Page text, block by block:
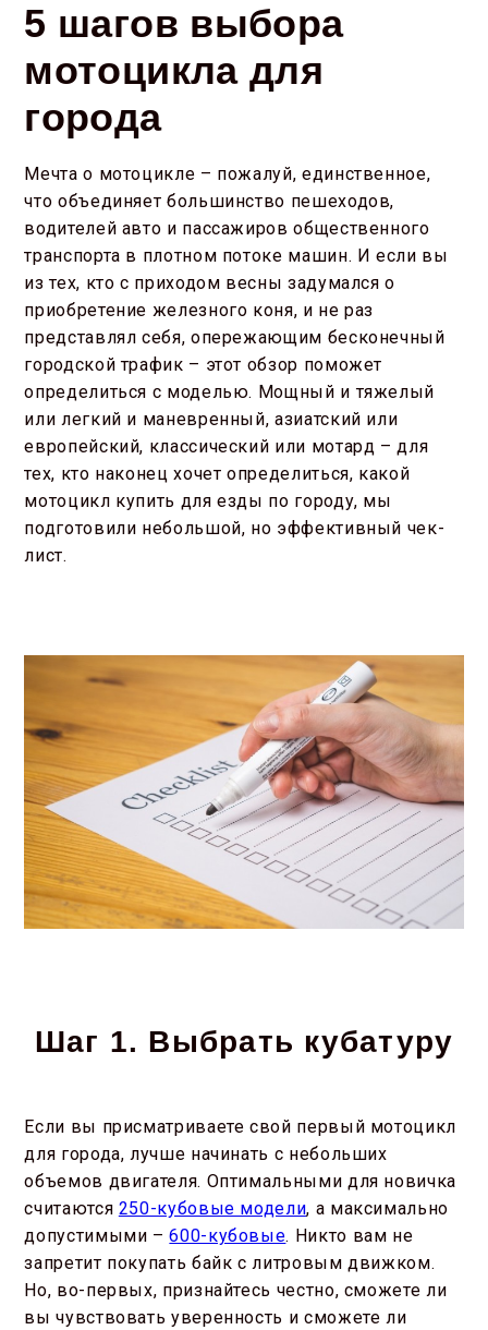
5 шагов выбора
мотоцикла для
города
Мечта о мотоцикле – пожалуй, единственное,
что объединяет большинство пешеходов,
водителей авто и пассажиров общественного
транспорта в плотном потоке машин. И если вы
из тех, кто с приходом весны задумался о
приобретение железного коня, и не раз
представлял себя, опережающим бесконечный
городской трафик – этот обзор поможет
определиться с моделью. Мощный и тяжелый
или легкий и маневренный, азиатский или
европейский, классический или мотард – для
тех, кто наконец хочет определиться, какой
мотоцикл купить для езды по городу, мы
подготовили небольшой, но эффективный чек-
лист.
Шаг 1. Выбрать кубатуру
Если вы присматриваете свой первый мотоцикл
для города, лучше начинать с небольших
объемов двигателя. Оптимальными для новичка
считаются 250-кубовые модели, а максимально
допустимыми –600-кубовые. Никто вам не
запретит покупать байк с литровым движком.
Но, во-первых, признайтесь честно, сможете ли
вы чувствовать уверенность и сможете ли